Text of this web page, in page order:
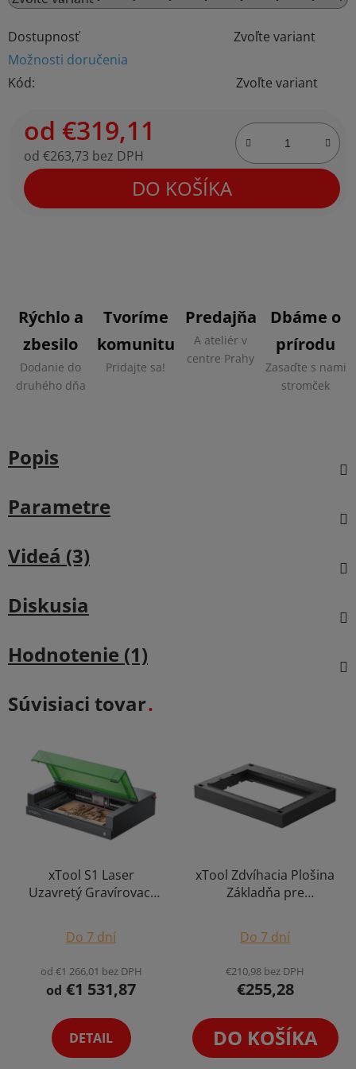
Dostupnosť
Zvoľte variant
Možnosti doručenia
Kód:
Zvoľte variant
od €319,11
od €263,73 bez DPH
Jednotková cena:
DO KOŠÍKA
Rýchlo a
zbesilo
Dodanie do
druhého dňa
Tvoríme
komunitu
Pridajte sa!
Predajňa
A ateliér v
centre Prahy
Dbáme o
prírodu
Zasaďte s nami
stromček
Popis
Parametre
Videá (3)
Diskusia
Hodnotenie (1)
Súvisiaci tovar
xTool S1 Laser
Uzavretý Gravírovací
Ploter v Ochrannom
Kryte Enclosure s
Gravíruje Kovy
Bezpečnostné Prvky
50x32cm Výber Variant
Do 7 dní
od €1 266,01 bez DPH
od €1 531,87
DETAIL
xTool Zdvíhacia Plošina
Základňa pre
Rotačné Gravírovanie
pre S1
Do 7 dní
€210,98 bez DPH
€255,28
DO KOŠÍKA